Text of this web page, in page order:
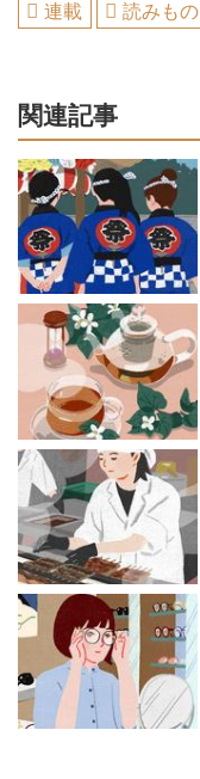
連載 読みもの
関連記事